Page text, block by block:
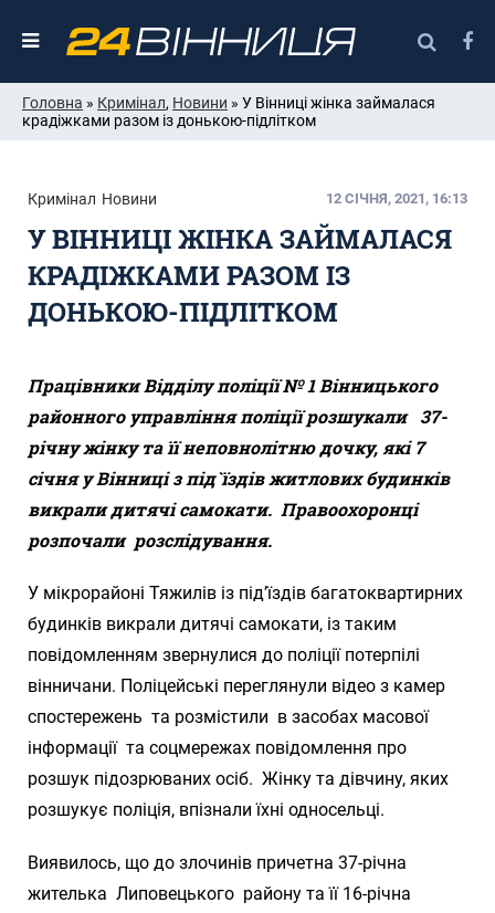
Головна » Кримінал, Новини » У Вінниці жінка займалася
крадіжками разом із донькою-підлітком
Кримінал Новини 12 СІЧНЯ, 2021, 16:13
У ВІННИЦІ ЖІНКА ЗАЙМАЛАСЯ
КРАДІЖКАМИ РАЗОМ ІЗ
ДОНЬКОЮ-ПІДЛІТКОМ
Працівники Відділу поліції № 1 Вінницького
районного управління поліції розшукали 37-
річну жінку та її неповнолітню дочку, які 7
січня у Вінниці з під`їздів житлових будинків
викрали дитячі самокати. Правоохоронці
розпочали розслідування.
У мікрорайоні Тяжилів із під’їздів багатоквартирних
будинків викрали дитячі самокати, із таким
повідомленням звернулися до поліції потерпілі
вінничани. Поліцейські переглянули відео з камер
спостережень та розмістили в засобах масової
інформації та соцмережах повідомлення про
розшук підозрюваних осіб. Жінку та дівчину, яких
розшукує поліція, впізнали їхні односельці.
Виявилось, що до злочинів причетна 37-річна
жителька Липовецького району та її 16-річна